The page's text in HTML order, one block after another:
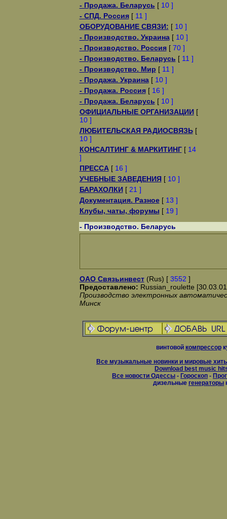
- Продажа. Беларусь [ 10 ]
- СПД. Россия[ 11 ]
ОБОРУДОВАНИЕ СВЯЗИ: [ 10 ]
- Производство. Украина[ 10 ]
- Производство. Россия[ 70 ]
- Производство. Беларусь [ 11 ]
- Производство. Мир [ 11 ]
- Продажа. Украина[ 10 ]
- Продажа. Россия[ 16 ]
- Продажа. Беларусь [ 10 ]
ОФИЦИАЛЬНЫЕ ОРГАНИЗАЦИИ [
10 ]
ЛЮБИТЕЛЬСКАЯ РАДИОСВЯЗЬ[
10 ]
КОНСАЛТИНГ & МАРКИТИНГ[ 14
]
ПРЕССА[ 16 ]
УЧЕБНЫЕ ЗАВЕДЕНИЯ [ 10 ]
БАРАХОЛКИ [ 21 ]
Документация. Разное[ 13 ]
Клубы, чаты, форумы [ 19 ]
- Производство. Беларусь
ОАО Связьинвест(Rus) [ 3552 ]
Предоставлено: Russian_roulette
Производство электронных
Минск
винтовой компрессор
Все музыкальные новинки и мировые
Download best music
Все новости Одессы - Гороскоп -
дизельные генераторы